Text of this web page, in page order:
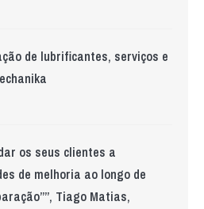
de lubrificantes, serviços e
os seus clientes a
de melhoria ao longo de
Tiago Matias,